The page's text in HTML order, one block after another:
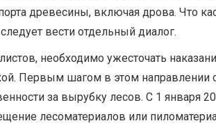
древесины, включая дрова. Что
вести отдельный диалог.
необходимо ужесточать
Первым шагом в этом направлении
за вырубку лесов. С 1 января
лесоматериалов или